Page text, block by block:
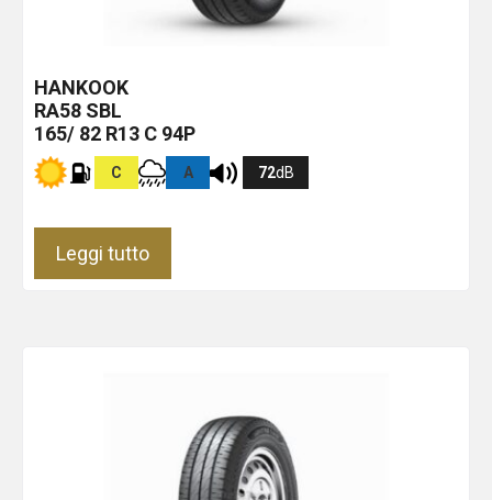
HANKOOK
RA58 SBL
165/ 82 R13 C 94P
C A 72dB
Leggi tutto